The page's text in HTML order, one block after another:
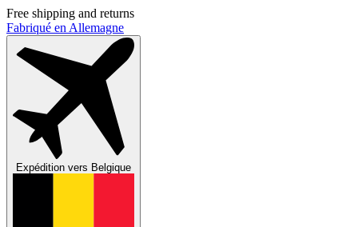
Free shipping and returns
Fabriqué en Allemagne
Expédition vers Belgique